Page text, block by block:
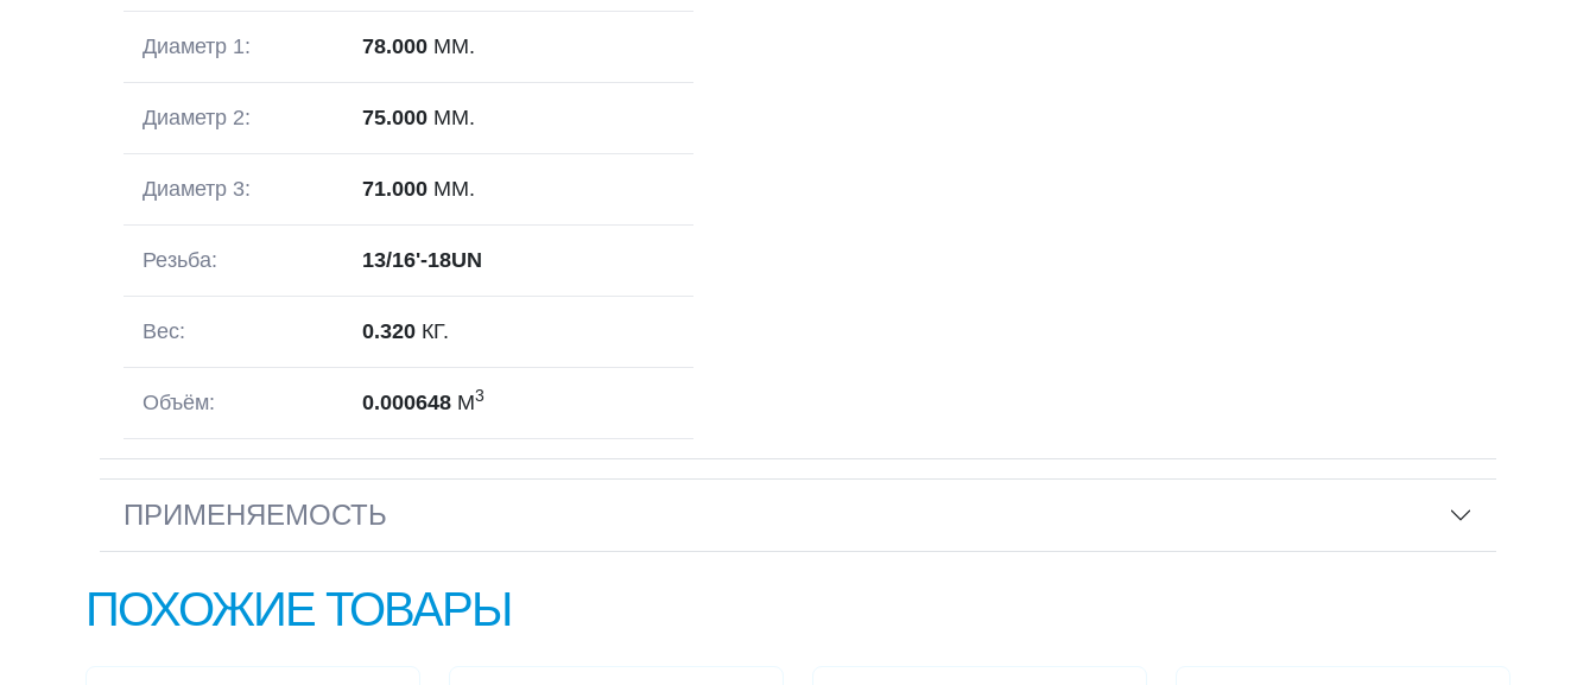
Диаметр 1: 78.000 ММ.
Диаметр 2: 75.000 ММ.
Диаметр 3: 71.000 ММ.
Резьба: 13/16'-18UN
Вес: 0.320 КГ.
Объём: 0.000648 М3
ПРИМЕНЯЕМОСТЬ
ПОХОЖИЕ ТОВАРЫ